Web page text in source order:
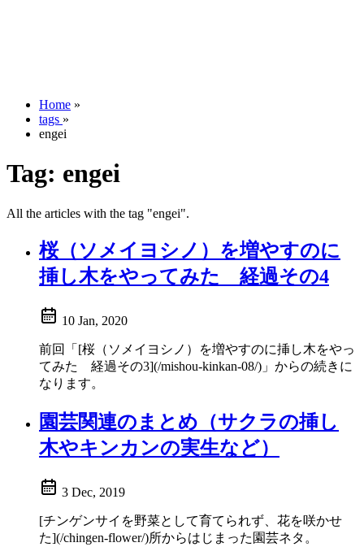
Home »
tags »
engei
Tag: engei
All the articles with the tag "engei".
桜（ソメイヨシノ）を増やすのに
挿し木をやってみた 経過その4
10 Jan, 2020
前回「[桜（ソメイヨシノ）を増やすのに挿し木をやっ
てみた 経過その3](/mishou-kinkan-08/)」からの続きに
なります。
園芸関連のまとめ（サクラの挿し
木やキンカンの実生など）
3 Dec, 2019
[チンゲンサイを野菜として育てられず、花を咲かせ
た](/chingen-flower/)所からはじまった園芸ネタ。